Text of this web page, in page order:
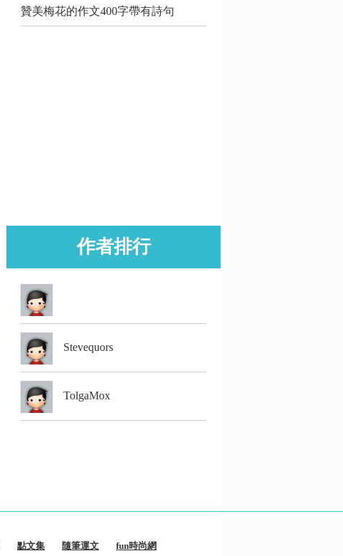
贊美梅花的作文400字帶有詩句
作者排行
Stevequors
TolgaMox
點文集 隨筆運文
fun時尚網